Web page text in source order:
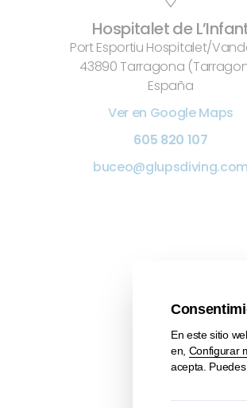
Hospitalet de
Port Esportiu Hospitalet/
43890 Tarragona
España
Ver en Google Maps
605 820 107